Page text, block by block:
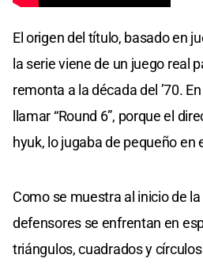
El origen del título, basado en
la serie viene de un juego real
remonta a la década del ’70.
llamar “Round 6”, porque el
hyuk, lo jugaba de pequeño en
Como se muestra al inicio de
defensores se enfrentan en
triángulos, cuadrados y